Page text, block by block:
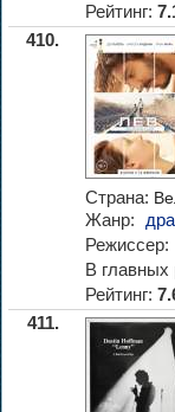
Рейтинг:
410.
Страна:
Жанр:
Режиссер:
В главных
Рейтинг:
411.